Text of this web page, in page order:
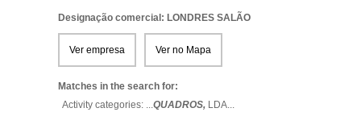
Designação comercial: LONDRES SALÃO
Ver empresa Ver no Mapa
Matches in the search for:
Activity categories: ...QUADROS, LDA...